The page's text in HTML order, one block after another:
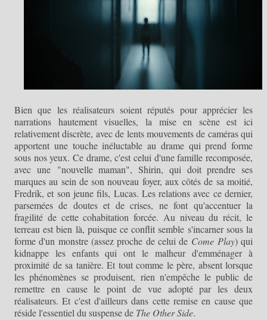
Bien que les réalisateurs soient réputés pour apprécier les
narrations hautement visuelles, la mise en scène est ici
relativement discrète, avec de lents mouvements de caméras qui
apportent une touche inéluctable au drame qui prend forme
sous nos yeux. Ce drame, c'est celui d'une famille recomposée,
avec une"nouvelle maman", Shirin, qui doit prendre ses
marques au sein de son nouveau foyer, aux côtés de sa moitié,
Fredrik, et son jeune fils, Lucas. Les relations avec ce dernier,
parsemées de doutes et de crises, ne font qu'accentuer la
fragilité de cette cohabitation forcée. Au niveau du récit, le
terreau est bien là, puisque ce conflit semble s'incarner sous la
forme d'un monstre (assez proche de celui de Come Play) qui
kidnappe les enfants qui ont le malheur d'emménager à
proximité de sa tanière. Et tout comme le père, absent lorsque
les phénomènes se produisent, rien n'empêche le public de
remettre en cause le point de vue adopté par les deux
réalisateurs. Et c'est d'ailleurs dans cette remise en cause que
réside l'essentiel du suspense de The Other Side.